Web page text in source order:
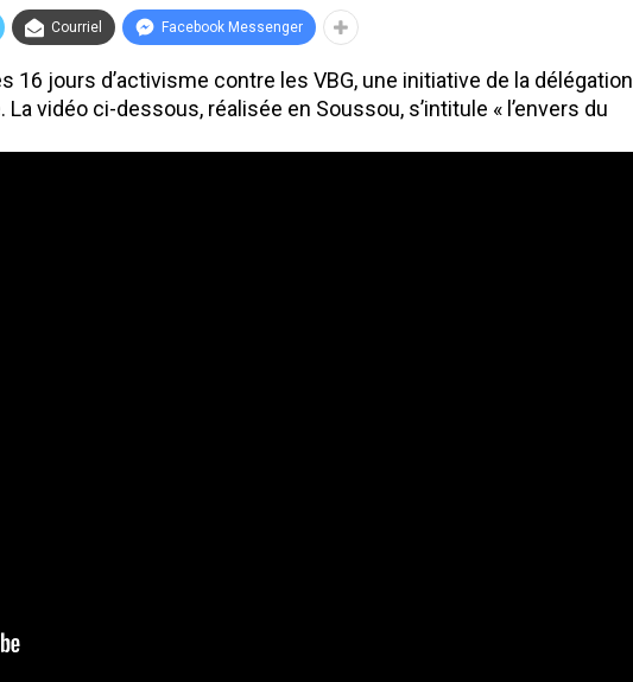
Courriel Facebook Messenger
16 jours d’activisme contre les VBG, une initiative de la délégation
La vidéo ci-dessous, réalisée en Soussou, s’intitule « l’envers du